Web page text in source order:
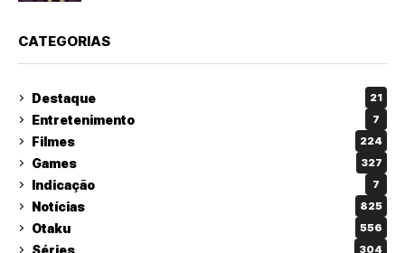
CATEGORIAS
Destaque 21
Entretenimento 7
Filmes 224
Games 327
Indicação 7
Notícias 825
Otaku 556
Séries 304